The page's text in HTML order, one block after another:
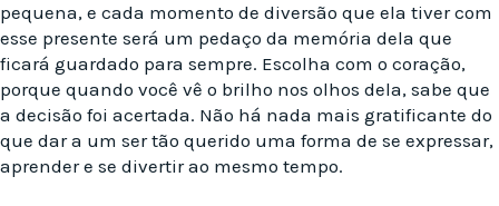
pequena, e cada momento de diversão que ela tiver com
esse presente será um pedaço da memória dela que
ficará guardado para sempre. Escolha com o coração,
porque quando você vê o brilho nos olhos dela, sabe que
a decisão foi acertada. Não há nada mais gratificante do
que dar a um ser tão querido uma forma de se expressar,
aprender e se divertir ao mesmo tempo.